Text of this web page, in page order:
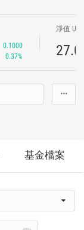
0.1000
0.37%
淨值
···
基金檔案